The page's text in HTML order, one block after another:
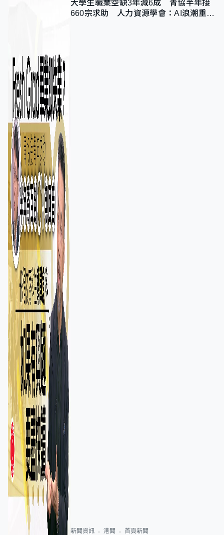
大學生職業空缺3年減6成 青協半年接
660宗求助 人力資源學會：AI浪潮重整
新聞資訊 港聞 首頁新聞